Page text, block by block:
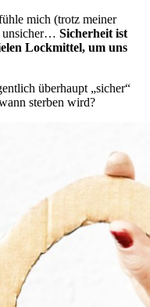
mich (trotz meiner
unsicher… Sicherheit ist
Lockmittel, um uns
überhaupt „sicher“
sterben wird?